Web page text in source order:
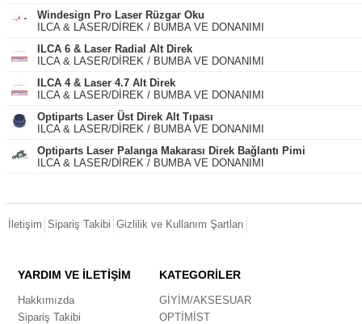
Windesign Pro Laser Rüzgar Oku
ILCA & LASER/DİREK / BUMBA VE DONANIMI
ILCA 6 & Laser Radial Alt Direk
ILCA & LASER/DİREK / BUMBA VE DONANIMI
ILCA 4 & Laser 4.7 Alt Direk
ILCA & LASER/DİREK / BUMBA VE DONANIMI
Optiparts Laser Üst Direk Alt Tıpası
ILCA & LASER/DİREK / BUMBA VE DONANIMI
Optiparts Laser Palanga Makarası Direk Bağlantı Pimi
ILCA & LASER/DİREK / BUMBA VE DONANIMI
İletişim Sipariş Takibi Gizlilik ve Kullanım Şartları
YARDIM VE İLETİŞİM
Hakkımızda
Sipariş Takibi
KATEGORİLER
GİYİM/AKSESUAR
OPTİMİST